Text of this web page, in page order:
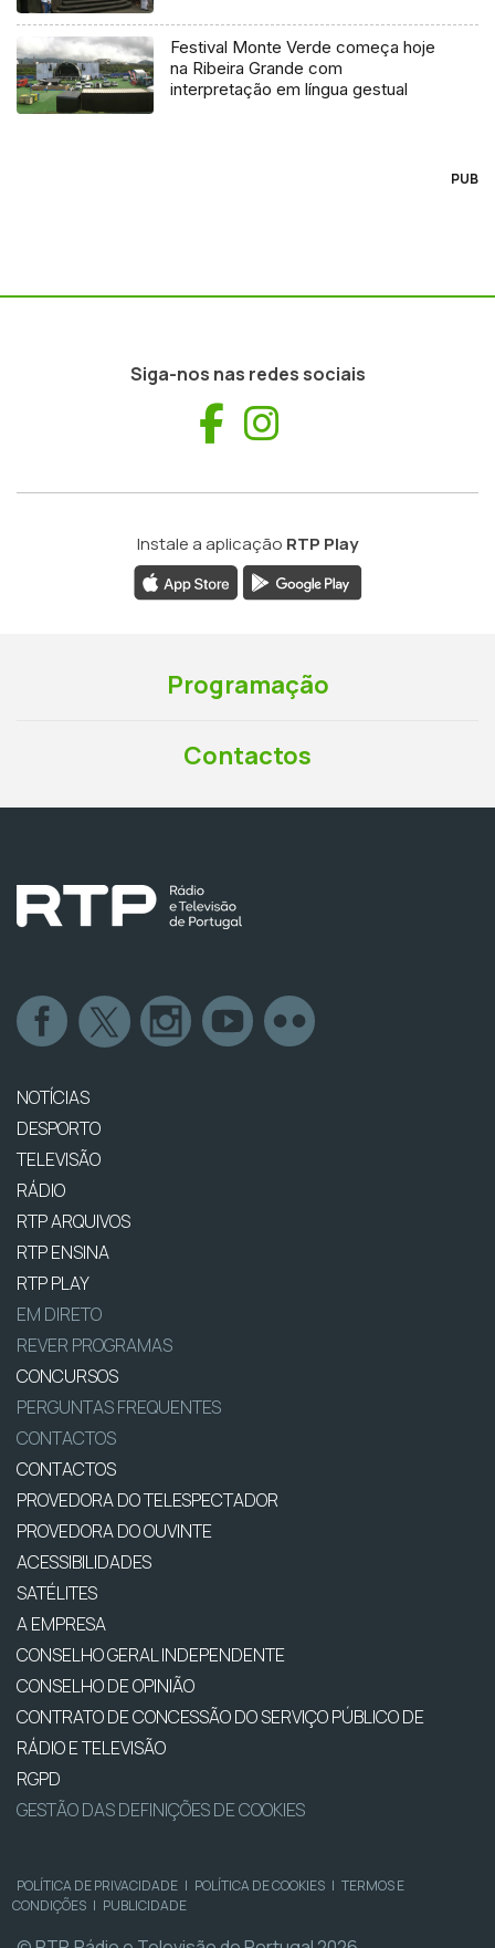
Festival Monte Verde começa hoje
na Ribeira Grande com
interpretação em língua gestual
PUB
Siga-nos nas redes sociais
Facebook
Instale a aplicação RTP Play
Programação
Contactos
NOTÍCIAS
DESPORTO
TELEVISÃO
RÁDIO
RTP ARQUIVOS
RTP ENSINA
RTP PLAY
EM DIRETO
REVER PROGRAMAS
CONCURSOS
PERGUNTAS FREQUENTES
CONTACTOS
CONTACTOS
PROVEDORA DO TELESPECTADOR
PROVEDORA DO OUVINTE
ACESSIBILIDADES
SATÉLITES
A EMPRESA
CONSELHO GERAL INDEPENDENTE
CONSELHO DE OPINIÃO
CONTRATO DE CONCESSÃO DO SERVIÇO PÚBLICO DE
RÁDIO E TELEVISÃO
RGPD
GESTÃO DAS DEFINIÇÕES DE COOKIES
POLÍTICA DE PRIVACIDADE | POLÍTICA DE COOKIES | TERMOS E
CONDIÇÕES | PUBLICIDADE